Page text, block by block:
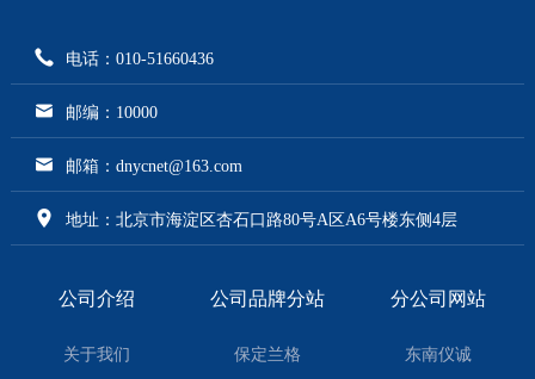
电话：010-51660436
邮编：10000
邮箱：dnycnet@163.com
地址：北京市海淀区杏石口路80号A区A6号楼东侧4层
公司介绍
关于我们
公司品牌分站
保定兰格
分公司网站
东南仪诚